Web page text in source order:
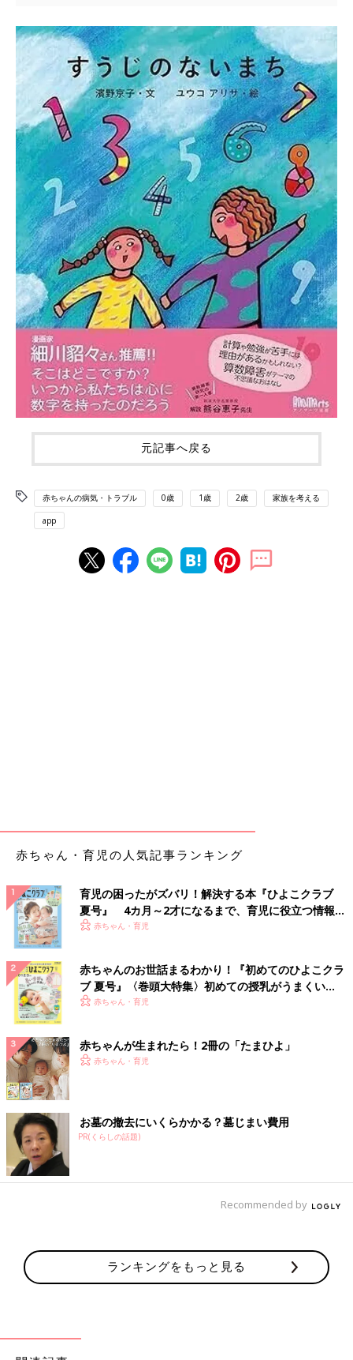
元記事へ戻る
赤ちゃんの病気・トラブル 0歳 1歳 2歳 家族を考える
app
赤ちゃん・育児の人気記事ランキング
育児の困ったがズバリ！解決する本『ひよこクラブ
夏号』 4カ月～2才になるまで、育児に役立つ情報が
いっぱい！
赤ちゃん・育児
赤ちゃんのお世話まるわかり！『初めてのひよこクラ
ブ 夏号』〈巻頭大特集〉初めての授乳がうまくい
く！ おっぱい・ミルクの基本と夏のトラブル 解決テ
赤ちゃん・育児
赤ちゃんが生まれたら！2冊の「たまひよ」
赤ちゃん・育児
お墓の撤去にいくらかかる？墓じまい費用
PR(くらしの話題)
Recommended by
ランキングをもっと見る